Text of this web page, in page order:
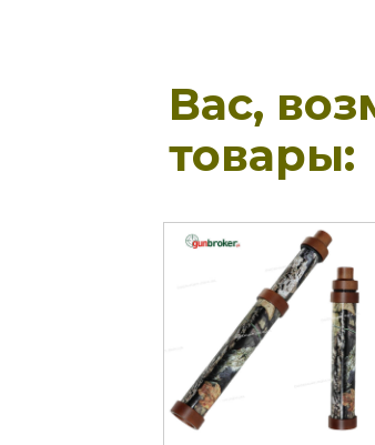
Вас,
товары: